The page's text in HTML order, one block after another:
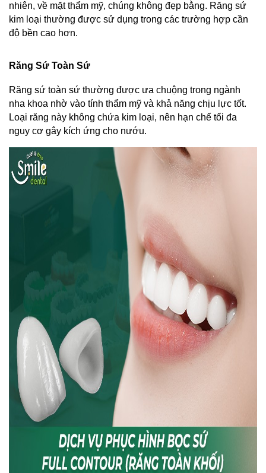
nhiên, về mặt thẩm mỹ, chúng không đẹp bằng. Răng sứ
kim loại thường được sử dụng trong các trường hợp cần
độ bền cao hơn.
Răng Sứ Toàn Sứ
Răng sứ toàn sứ thường được ưa chuộng trong ngành
nha khoa nhờ vào tính thẩm mỹ và khả năng chịu lực tốt.
Loại răng này không chứa kim loại, nên hạn chế tối đa
nguy cơ gây kích ứng cho nướu.